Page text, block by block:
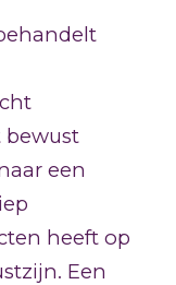
bewust
een
heeft op
Een